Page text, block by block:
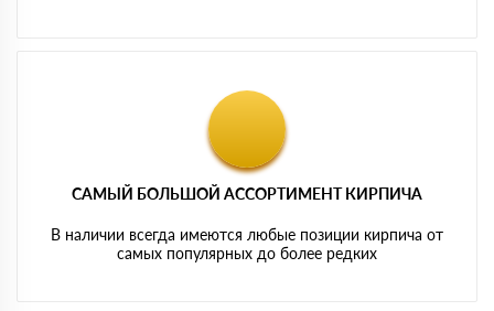
САМЫЙ БОЛЬШОЙ АССОРТИМЕНТ КИРПИЧА
В наличии всегда имеются любые позиции кирпича от
самых популярных до более редких